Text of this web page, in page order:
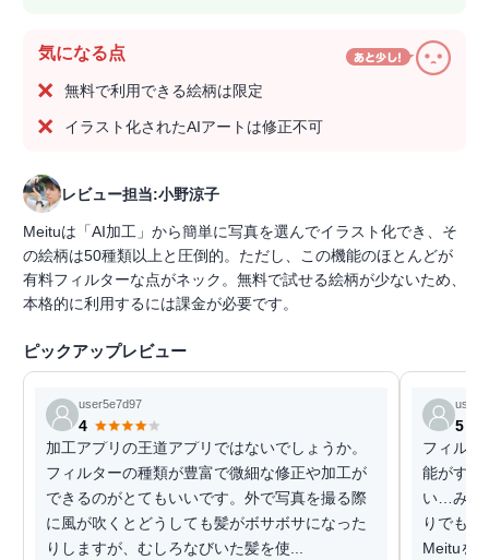
気になる点
無料で利用できる絵柄は限定
イラスト化されたAIアートは修正不可
レビュー担当:小野涼子
Meituは「AI加工」から簡単に写真を選んでイラスト化でき、そ
の絵柄は50種類以上と圧倒的。ただし、この機能のほとんどが
有料フィルターな点がネック。無料で試せる絵柄が少ないため、
本格的に利用するには課金が必要です。
ピックアップレビュー
user5e7d97
4
加工アプリの王道アプリではないでしょうか。
フィルターの種類が豊富で微細な修正や加工が
できるのがとてもいいです。外で写真を撮る際
に風が吹くとどうしても髪がボサボサになった
りしますが、むしろなびいた髪を使...
5
フィルタ
能がすご
い…みた
りでも
Meituを